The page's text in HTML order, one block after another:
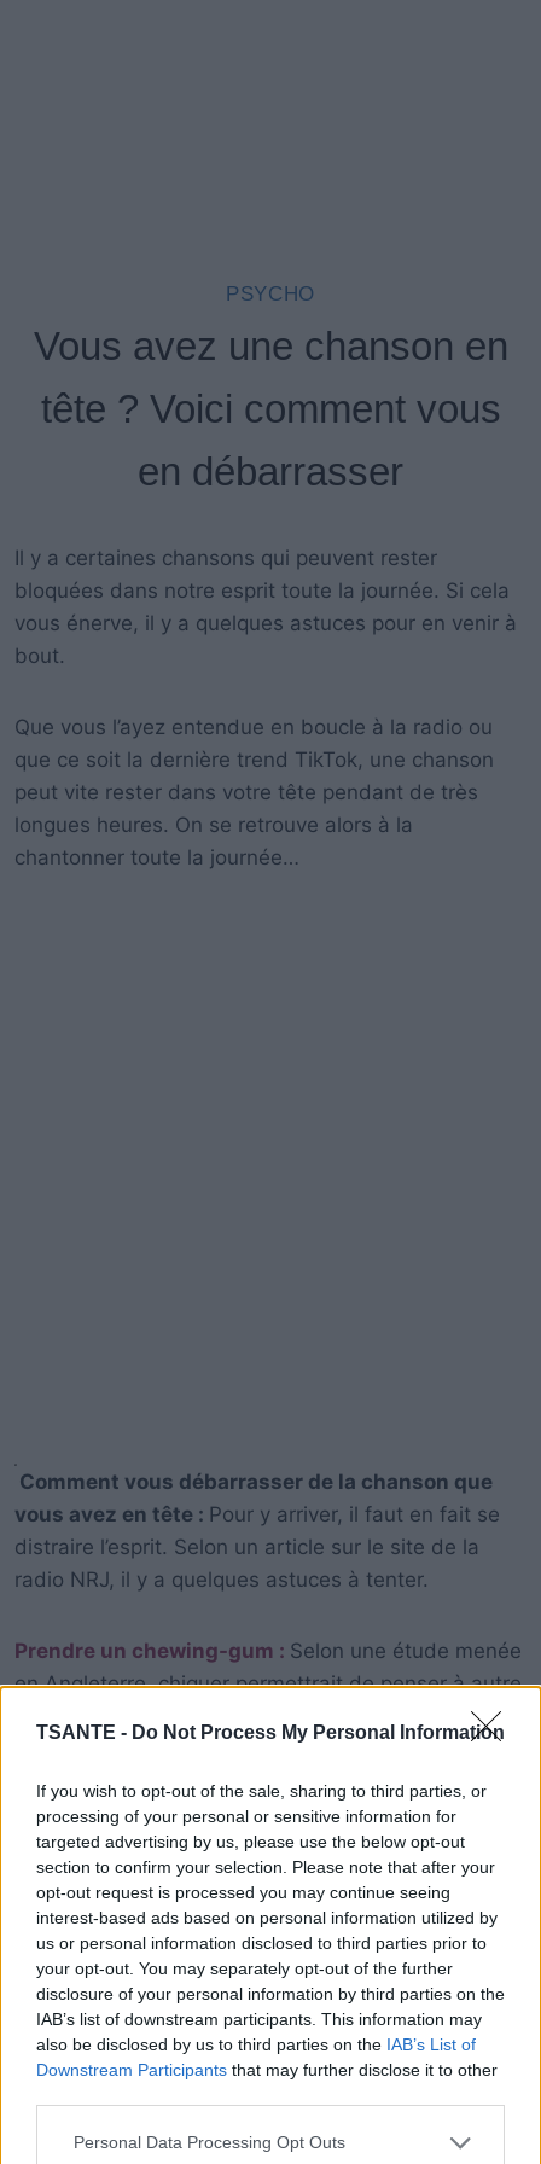
TSANTE - Do Not Process My Personal Information
If you wish to opt-out of the sale, sharing to third parties, or
processing of your personal or sensitive information for
targeted advertising by us, please use the below opt-out
section to confirm your selection. Please note that after your
opt-out request is processed you may continue seeing
interest-based ads based on personal information utilized by
us or personal information disclosed to third parties prior to
your opt-out. You may separately opt-out of the further
disclosure of your personal information by third parties on the
IAB’s list of downstream participants. This information may
also be disclosed by us to third parties on the IAB’s List of
Downstream Participants that may further disclose it to other
Personal Data Processing Opt Outs
PSYCHO
Vous avez une chanson en
tête ? Voici comment vous
en débarrasser
Il y a certaines chansons qui peuvent rester
bloquées dans notre esprit toute la journée. Si cela
vous énerve, il y a quelques astuces pour en venir à
bout.
Que vous l’ayez entendue en boucle à la radio ou
que ce soit la dernière trend TikTok, une chanson
peut vite rester dans votre tête pendant de très
longues heures. On se retrouve alors à la
chantonner toute la journée…
Comment vous débarrasser de la chanson que
vous avez en tête : Pour y arriver, il faut en fait se
distraire l’esprit. Selon un article sur le site de la
radio NRJ, il y a quelques astuces à tenter.
Prendre un chewing-gum : Selon une étude menée
en Angleterre, chiquer permettrait de penser à autre
chose. En effet, après avoir fait écouter des hits de
David Guetta, Maroon 5 et Katy Perry et mis ces
chansons dans la tête des personnes, les
scientifiques ont remarqué que mâcher un chewing-
gum permettait de penser à autre chose.